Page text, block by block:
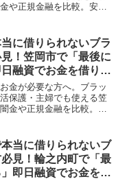
や正規金融を比較。安全
に借りられないブラ
！笠岡市で「最後に
融資でお金を借りる
金が必要な方へ。ブラッ
保護・主婦でも使える笠
金や正規金融を比較。安
当に借りられないブ
見！輪之内町で「最
即日融資でお金を借